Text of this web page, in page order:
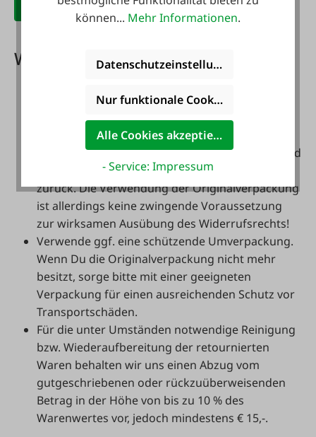
FAIE Rücksendeschein IT+EU
Wichtige Hinweise:
Bitte vermeide Beschädigungen und
Verunreinigungen der Ware.
Sende die Ware bitte - wenn möglich - in der
Originalverpackung mit sämtlichem Zubehör und
mit allen Verpackungsbestandteilen an uns
zurück. Die Verwendung der Originalverpackung
ist allerdings keine zwingende Voraussetzung
zur wirksamen Ausübung des Widerrufsrechts!
Verwende ggf. eine schützende Umverpackung.
Wenn Du die Originalverpackung nicht mehr
besitzt, sorge bitte mit einer geeigneten
Verpackung für einen ausreichenden Schutz vor
Transportschäden.
Für die unter Umständen notwendige Reinigung
bzw. Wiederaufbereitung der retournierten
Waren behalten wir uns einen Abzug vom
gutgeschriebenen oder rückzuüberweisenden
Betrag in der Höhe von bis zu 10 % des
Warenwertes vor, jedoch mindestens € 15,-.
können... Mehr Informationen.
Datenschutzeinstellungen
Nur funktionale Cookies akzeptieren
Alle Cookies akzeptieren
- Service: Impressum